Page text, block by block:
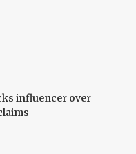
influencer over